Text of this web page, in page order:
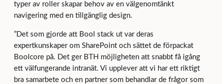
typer av roller skapar behov av en välgenomtänkt
navigering med en tillgänglig design.
”Det som gjorde att Bool stack ut var deras
expertkunskaper om SharePoint och sättet de förpackat
Boolcore på. Det ger BTH möjligheten att snabbt få igång
ett välfungerande intranät. Vi upplever att vi har ett riktigt
bra samarbete och en partner som behandlar de frågor som